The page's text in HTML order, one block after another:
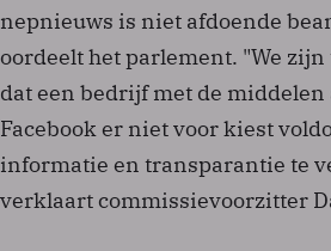
nepnieuws is niet afdoende
oordeelt het parlement. "We
dat een bedrijf met de middelen
Facebook er niet voor kiest
informatie en transparantie te
verklaart commissievoorzitter